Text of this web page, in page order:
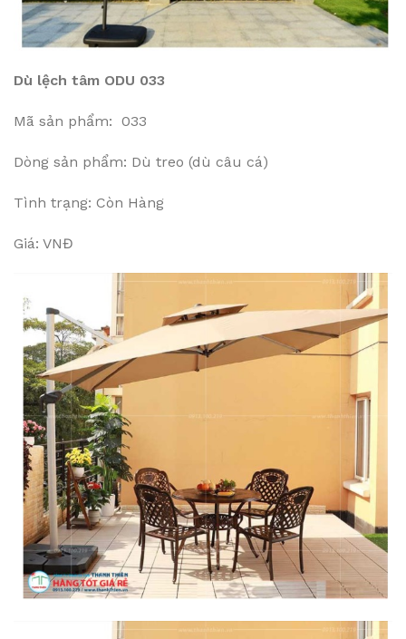
Dù lệch tâm ODU 033
Mã sản phẩm: 033
Dòng sản phẩm: Dù treo (dù câu cá)
Tình trạng: Còn Hàng
Giá: VNĐ